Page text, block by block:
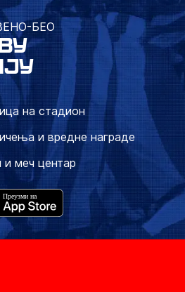
БЕО
на стадион
и вредне награде
и меч центар